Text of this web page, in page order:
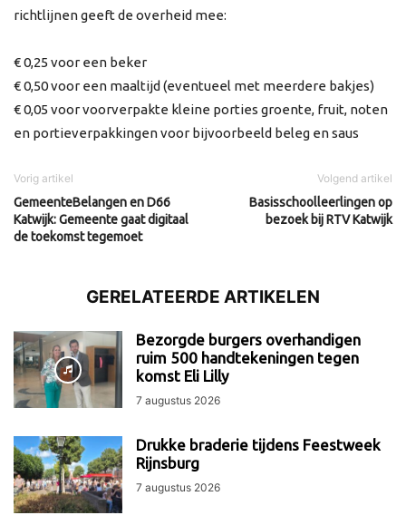
richtlijnen geeft de overheid mee:
€ 0,25 voor een beker
€ 0,50 voor een maaltijd (eventueel met meerdere bakjes)
€ 0,05 voor voorverpakte kleine porties groente, fruit, noten
en portieverpakkingen voor bijvoorbeeld beleg en saus
Vorig artikel
GemeenteBelangen en D66
Katwijk: Gemeente gaat digitaal
de toekomst tegemoet
Volgend artikel
Basisschoolleerlingen op
bezoek bij RTV Katwijk
GERELATEERDE ARTIKELEN
Bezorgde burgers overhandigen
ruim 500 handtekeningen tegen
komst Eli Lilly
7 augustus 2026
Drukke braderie tijdens Feestweek
Rijnsburg
7 augustus 2026